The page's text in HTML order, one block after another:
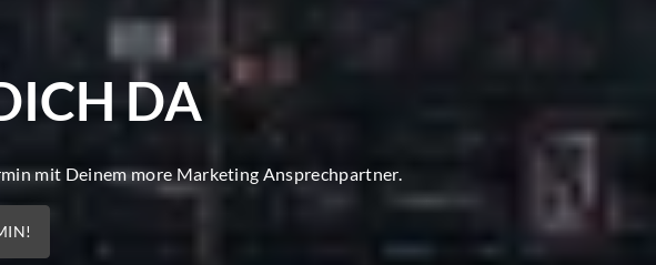
DA
mit Deinem more Marketing Ansprechpartner.